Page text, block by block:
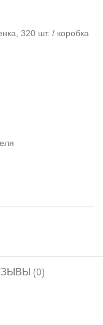
320 шт. / коробка
(0)